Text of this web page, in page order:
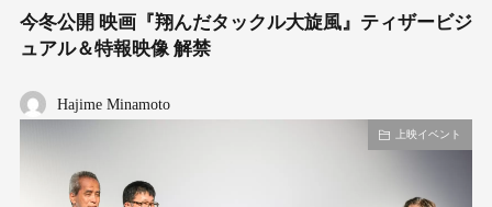
今冬公開 映画『翔んだタックル大旋風』ティザービジ
ュアル＆特報映像 解禁
Hajime Minamoto
上映イベント